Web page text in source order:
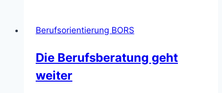
Berufsorientierung BORS
Die Berufsberatung geht
weiter